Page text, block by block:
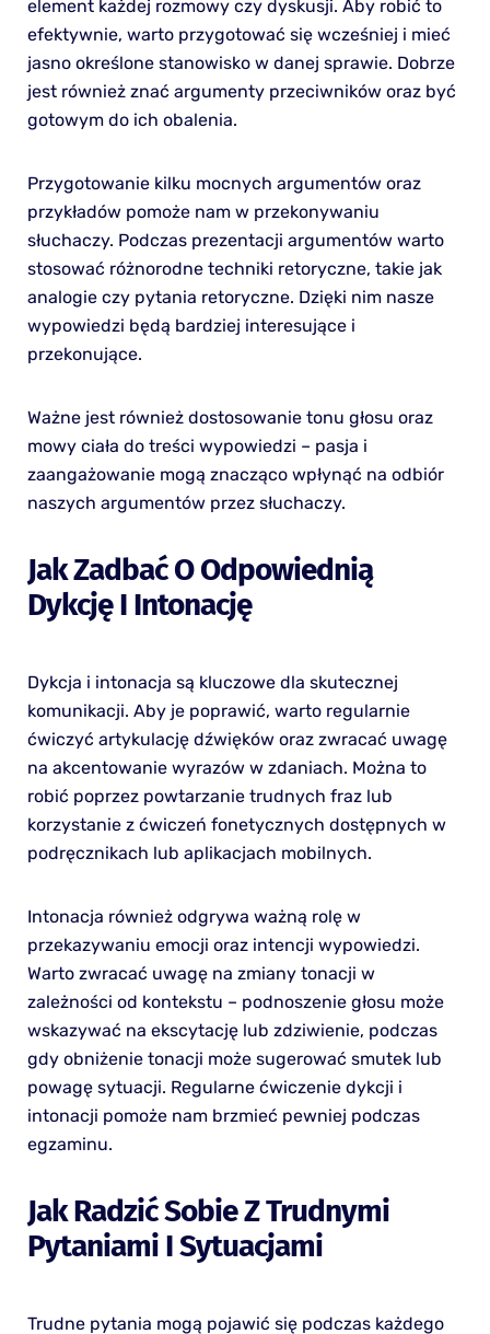
element każdej rozmowy czy dyskusji. Aby robić to
efektywnie, warto przygotować się wcześniej i mieć
jasno określone stanowisko w danej sprawie. Dobrze
jest również znać argumenty przeciwników oraz być
gotowym do ich obalenia.
Przygotowanie kilku mocnych argumentów oraz
przykładów pomoże nam w przekonywaniu
słuchaczy. Podczas prezentacji argumentów warto
stosować różnorodne techniki retoryczne, takie jak
analogie czy pytania retoryczne. Dzięki nim nasze
wypowiedzi będą bardziej interesujące i
przekonujące.
Ważne jest również dostosowanie tonu głosu oraz
mowy ciała do treści wypowiedzi – pasja i
zaangażowanie mogą znacząco wpłynąć na odbiór
naszych argumentów przez słuchaczy.
Jak Zadbać O Odpowiednią
Dykcję I Intonację
Dykcja i intonacja są kluczowe dla skutecznej
komunikacji. Aby je poprawić, warto regularnie
ćwiczyć artykulację dźwięków oraz zwracać uwagę
na akcentowanie wyrazów w zdaniach. Można to
robić poprzez powtarzanie trudnych fraz lub
korzystanie z ćwiczeń fonetycznych dostępnych w
podręcznikach lub aplikacjach mobilnych.
Intonacja również odgrywa ważną rolę w
przekazywaniu emocji oraz intencji wypowiedzi.
Warto zwracać uwagę na zmiany tonacji w
zależności od kontekstu – podnoszenie głosu może
wskazywać na ekscytację lub zdziwienie, podczas
gdy obniżenie tonacji może sugerować smutek lub
powagę sytuacji. Regularne ćwiczenie dykcji i
intonacji pomoże nam brzmieć pewniej podczas
egzaminu.
Jak Radzić Sobie Z Trudnymi
Pytaniami I Sytuacjami
Trudne pytania mogą pojawić się podczas każdego